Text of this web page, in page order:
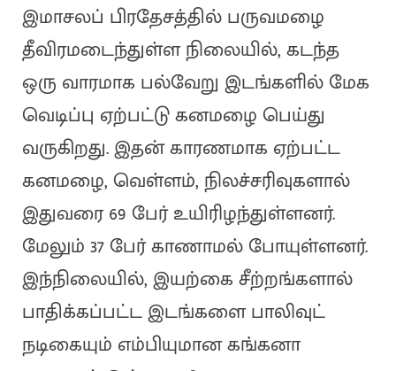
இமாசலப் பிரதேசத்தில் பருவமழை
தீவிரமடைந்துள்ள நிலையில், கடந்த
ஒரு வாரமாக பல்வேறு இடங்களில் மேக
வெடிப்பு ஏற்பட்டு கனமழை பெய்து
வருகிறது. இதன் காரணமாக ஏற்பட்ட
கனமழை, வெள்ளம், நிலச்சரிவுகளால்
இதுவரை 69 பேர் உயிரிழந்துள்ளனர்.
மேலும் 37 பேர் காணாமல் போயுள்ளனர்.
இந்நிலையில், இயற்கை சீற்றங்களால்
பாதிக்கப்பட்ட இடங்களை பாலிவுட்
நடிகையும் எம்பியுமான கங்கனா